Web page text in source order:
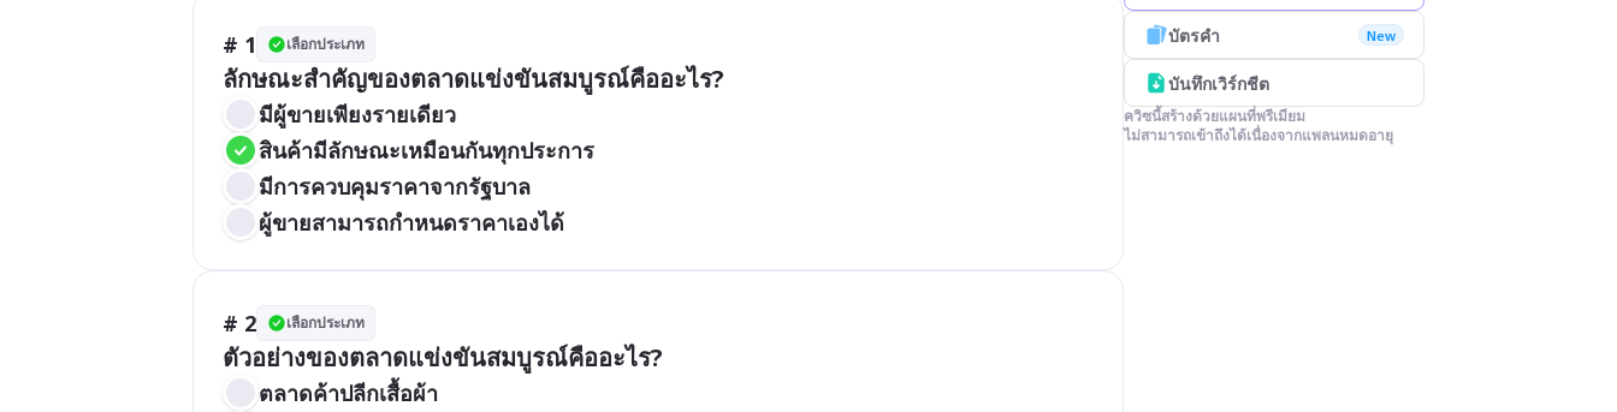
# 1 เลือกประเภท
ลักษณะสำคัญของตลาดแข่งขันสมบูรณ์คืออะไร?
มีผู้ขายเพียงรายเดียว
สินค้ามีลักษณะเหมือนกันทุกประการ
มีการควบคุมราคาจากรัฐบาล
ผู้ขายสามารถกำหนดราคาเองได้
# 2 เลือกประเภท
ตัวอย่างของตลาดแข่งขันสมบูรณ์คืออะไร?
ตลาดค้าปลีกเสื้อผ้า
บัตรคำ New
บันทึกเวิร์กชีต
ควิซนี้สร้างด้วยแผนที่พรีเมียม
ไม่สามารถเข้าถึงได้เนื่องจากแพลนหมดอายุ